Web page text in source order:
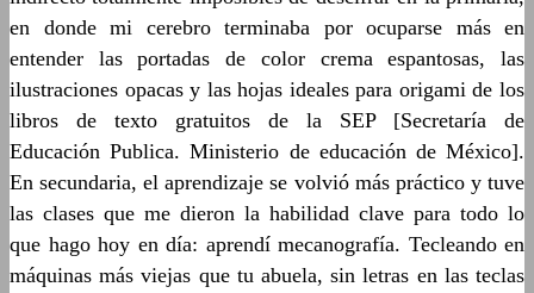
en donde mi cerebro terminaba por ocuparse más en
entender las portadas de color crema espantosas, las
ilustraciones opacas y las hojas ideales para origami de los
libros de texto gratuitos de la SEP [Secretaría de
Educación Publica. Ministerio de educación de México].
En secundaria, el aprendizaje se volvió más práctico y tuve
las clases que me dieron la habilidad clave para todo lo
que hago hoy en día: aprendí mecanografía. Tecleando en
máquinas más viejas que tu abuela, sin letras en las teclas